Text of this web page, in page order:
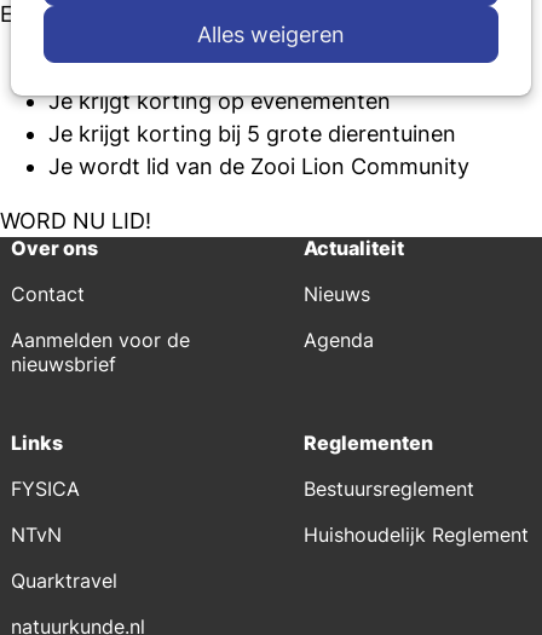
Alles weigeren
Een lidmaatschap heeft nog meer voordelen:
Je krijgt toegang tot exclusieve content
Je krijgt korting op evenementen
Je krijgt korting bij 5 grote dierentuinen
Je wordt lid van de Zooi Lion Community
WORD NU LID!
Over ons
Contact
Aanmelden voor de
nieuwsbrief
Actualiteit
Nieuws
Agenda
Links
FYSICA
NTvN
Quarktravel
natuurkunde.nl
Reglementen
Bestuursreglement
Huishoudelijk Reglement